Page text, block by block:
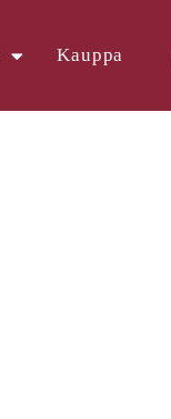
Kauppa